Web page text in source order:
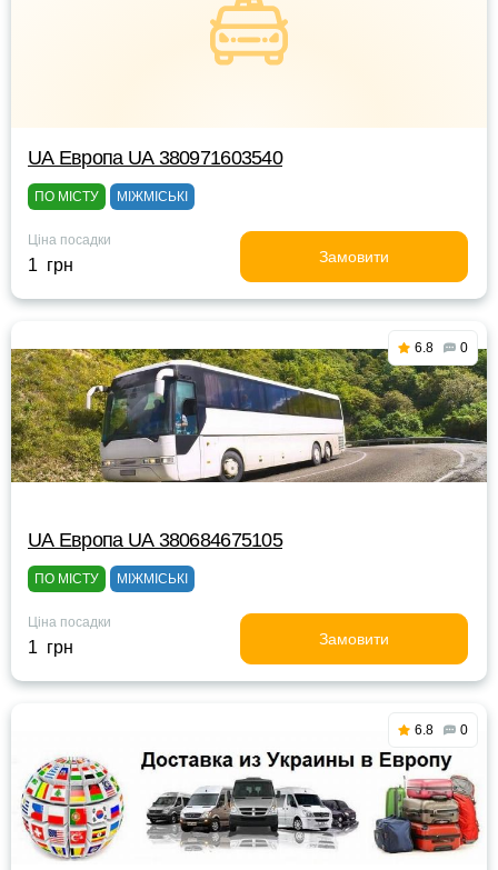
UА Европа UА 380971603540
ПО МІСТУ МІЖМІСЬКІ
Ціна посадки
1 грн Замовити
6.8 0
UА Европа UА 380684675105
ПО МІСТУ МІЖМІСЬКІ
Ціна посадки
1 грн Замовити
6.8 0